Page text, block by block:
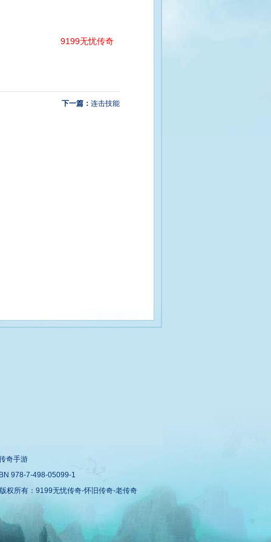
9199无忧传奇
下一篇： 连击技能
奇手游
978-7-498-05099-1
权所有： 9199无忧传奇-怀旧传奇-老传奇